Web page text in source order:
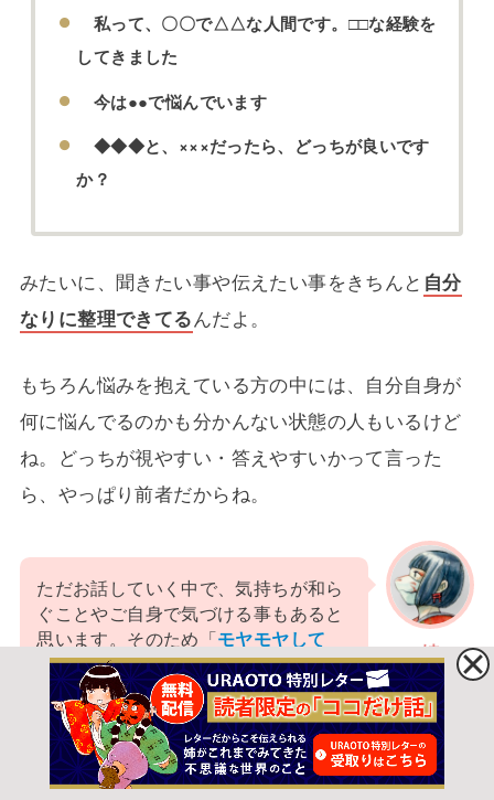
私って、〇〇で△△な人間です。□□な経験を
してきました
今は●●で悩んでいます
◆◆◆と、×××だったら、どっちが良いです
か？
みたいに、聞きたい事や伝えたい事をきちんと 自分
なりに整理できてるんだよ。
もちろん悩みを抱えている方の中には、自分自身が
何に悩んでるのかも分かんない状態の人もいるけど
ね。どっちが視やすい・答えやすいかって言った
ら、やっぱり前者だからね。
姉
ただお話していく中で、気持ちが和ら
ぐことやご自身で気づける事もあると
思います。そのため「モヤモヤして
て、うまく言葉にできない……」とい
う方も気兼ねなく、頼って頂いていい
んですよ。